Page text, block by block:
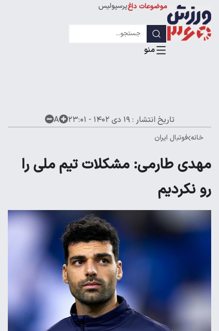
موضوعات داغپرسپولیس
لیگ قهرمانان
تاریخ انتشار :۱۹ دی ۱۴۰۲ - ۲۳:۰۱ A
خانه فوتبال ایران
مهدی طارمی: مشکلات تیم ملی را
رو نکردیم